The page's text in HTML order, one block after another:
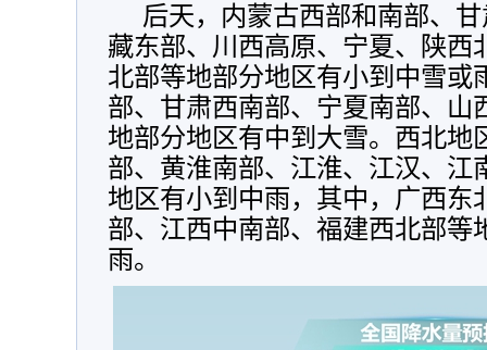
后天， 内蒙古西部和南部、
藏东部、川西高原、宁夏、陕西
北部等地部分地区有小到中雪或
部、甘肃西南部、宁夏南部、山
地部分地区有中到大雪。西北地
部、黄淮南部、江淮、江汉、江
地区有小到中雨，其中，广西东
部、江西中南部、福建西北部等
雨。